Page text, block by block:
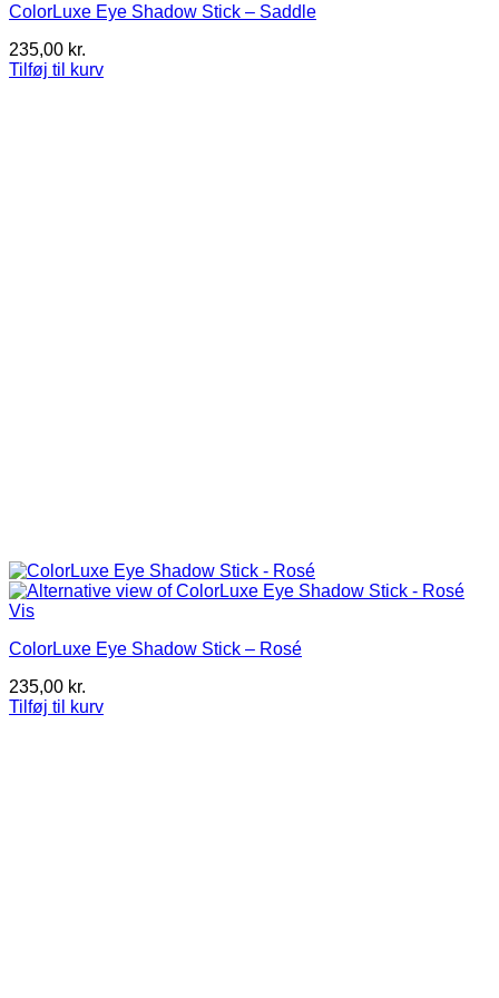
ColorLuxe Eye Shadow Stick – Saddle
235,00 kr.
Tilføj til kurv
Vis
ColorLuxe Eye Shadow Stick – Rosé
235,00 kr.
Tilføj til kurv